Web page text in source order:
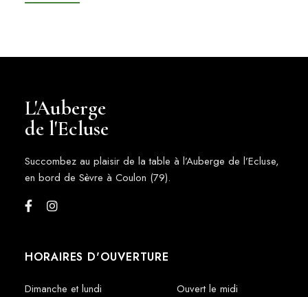
L'Auberge
de l'Ecluse
Succombez au plaisir de la table à l’Auberge de l’Ecluse,
en bord de Sèvre à Coulon (79).
HORAIRES D'OUVERTURE
Dimanche et lundi
Ouvert le midi